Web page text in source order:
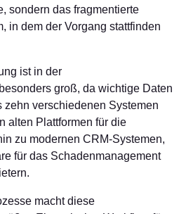
sondern das fragmentierte
in dem der Vorgang stattfinden
ist in der
groß, da wichtige Daten
zehn verschiedenen Systemen
alten Plattformen für die
zu modernen CRM-Systemen,
für das Schadenmanagement
macht diese